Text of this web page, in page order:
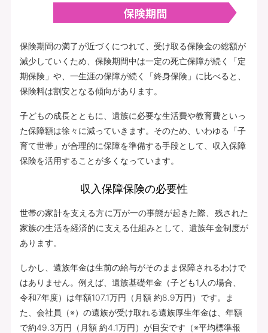
保険期間の満了が近づくにつれて、受け取る保険金の総額が
減少していくため、保険期間中は一定の死亡保障が続く「定
期保険」や、一生涯の保障が続く「終身保険」に比べると、
保険料は割安となる傾向があります。
子どもの成長とともに、遺族に必要な生活費や教育費といっ
た保障額は徐々に減っていきます。そのため、いわゆる「子
育て世帯」が合理的に保障を準備する手段として、収入保障
保険を活用することが多くなっています。
収入保障保険の必要性
世帯の家計を支える方に万が一の事態が起きた際、残された
家族の生活を経済的に支える仕組みとして、遺族年金制度が
あります。
しかし、遺族年金は生前の給与がそのまま保障されるわけで
はありません。例えば、遺族基礎年金（子ども1人の場合、
令和7年度）は年額107.1万円（月額 約8.9万円）です。ま
た、会社員（※）の遺族が受け取れる遺族厚生年金は、年額
で約49.3万円（月額 約4.1万円）が目安です（※平均標準報